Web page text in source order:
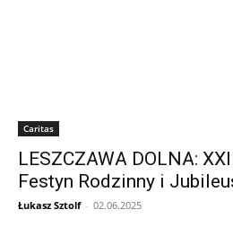
Caritas
LESZCZAWA DOLNA:
Festyn Rodzinny i
Łukasz Sztolf - 02.06.2025